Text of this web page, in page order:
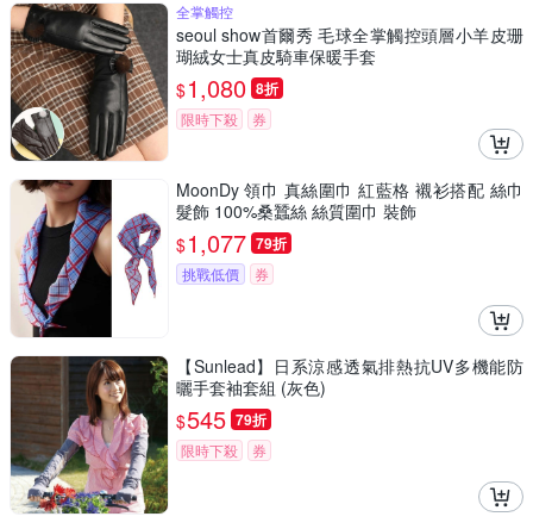
全掌觸控
seoul show首爾秀 毛球全掌觸控頭層小羊皮珊
瑚絨女士真皮騎車保暖手套
$1,080 8折
限時下殺 券
MoonDy 領巾 真絲圍巾 紅藍格 襯衫搭配 絲巾
髮飾 100%桑蠶絲 絲質圍巾 裝飾
$1,077 79折
挑戰低價 券
【Sunlead】日系涼感透氣排熱抗UV多機能防
曬手套袖套組 (灰色)
$545 79折
限時下殺 券